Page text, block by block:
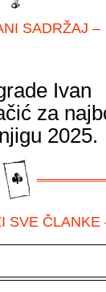
SADRŽAJ –
Ivan
za
2025.
SVE ČLANKE